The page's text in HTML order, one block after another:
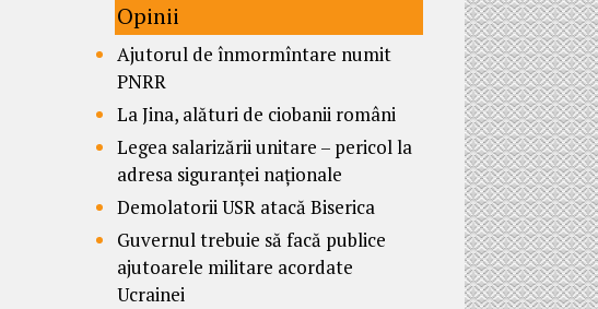
Opinii
Ajutorul de înmormîntare numit
PNRR
La Jina, alături de ciobanii români
Legea salarizării unitare – pericol la
adresa siguranței naționale
Demolatorii USR atacă Biserica
Guvernul trebuie să facă publice
ajutoarele militare acordate
Ucrainei